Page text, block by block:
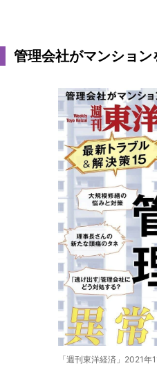
管理会社がマンション
「週刊東洋経済」2021年